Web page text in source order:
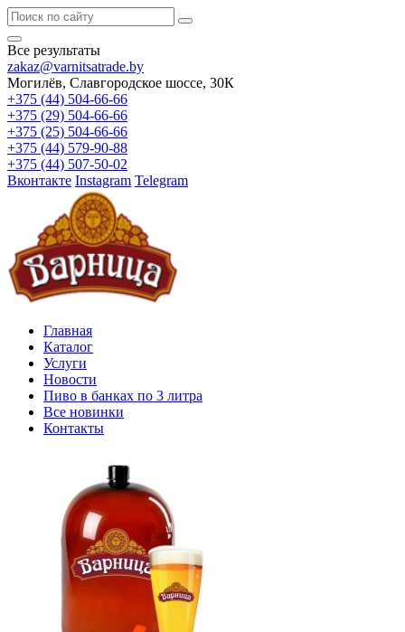
Все результаты
zakaz@varnitsatrade.by
Могилёв, Славгородское шоссе, 30К
+375 (44) 504-66-66
+375 (29) 504-66-66
+375 (25) 504-66-66
+375 (44) 579-90-88
+375 (44) 507-50-02
Вконтакте Instagram Telegram
Главная
Каталог
Услуги
Новости
Пиво в банках по 3 литра
Все новинки
Контакты